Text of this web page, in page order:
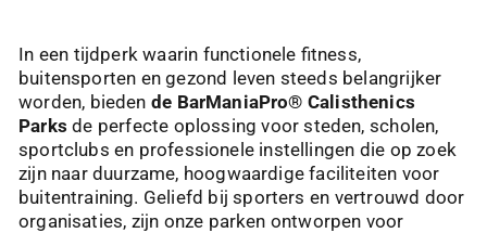
In een tijdperk waarin functionele fitness,
buitensporten en gezond leven steeds belangrijker
worden, bieden de BarManiaPro® Calisthenics
Parks de perfecte oplossing voor steden, scholen,
sportclubs en professionele instellingen die op zoek
zijn naar duurzame, hoogwaardige faciliteiten voor
buitentraining. Geliefd bij sporters en vertrouwd door
organisaties, zijn onze parken ontworpen voor